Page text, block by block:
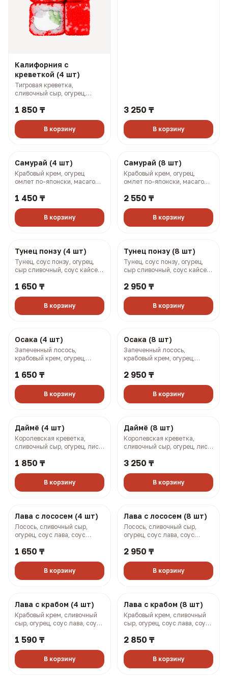
Калифорния с
креветкой (4 шт)
Тигровая креветка,
сливочный сыр, огурец,
1 850 ₸
В корзину
3 250 ₸
В корзину
Самурай (4 шт)
Крабовый крем, огурец
омлет по-японски, масаго
(128 гр, 169 ккал)
1 450 ₸
Самурай (8 шт)
Крабовый крем, огурец,
омлет по-японски, масаго
(258 гр, 338 ккал)
2 550 ₸
Тунец, соус понзу, огурец,
сыр сливочный, соус кайсен,
фурикаке (144 гр, 246 ккал)
1 650 ₸
Тунец, соус понзу, огурец,
сыр сливочный, соус кайсен,
фурикаке (288 гр, 492 ккал)
2 950 ₸
Осака (4 шт)
Запеченный лосось,
крабовый крем, огурец,
Осака (8 шт)
Запеченный лосось,
крабовый крем, огурец,